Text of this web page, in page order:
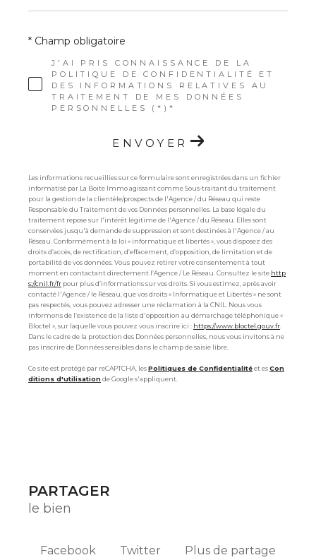
J'AI PRIS CONNAISSANCE DE LA
POLITIQUE DE CONFIDENTIALITÉ ET
DES INFORMATIONS RELATIVES AU
TRAITEMENT DE MES DONNÉES
PERSONNELLES (*)*
* Champ obligatoire
ENVOYER
Les informations recueillies sur ce formulaire sont enregistrées dans un fichier
informatisé par La Boite Immo agissant comme Sous-traitant du traitement
pour la gestion de la clientèle/prospects de l'Agence / du Réseau qui reste
Responsable du Traitement de vos Données personnelles. La base légale du
traitement repose sur l'intérêt légitime de l'Agence / du Réseau. Elles sont
conservées jusqu'à demande de suppression et sont destinées à l'Agence / au
Réseau. Conformément à la loi « informatique et libertés », vous disposez des
droits d’accès, de rectification, d’effacement, d’opposition, de limitation et de
portabilité de vos données. Vous pouvez retirer votre consentement à tout
moment en contactant directement l’Agence / Le Réseau. Consultez le site http
s://cnil.fr/fr pour plus d’informations sur vos droits. Si vous estimez, après avoir
contacté l'Agence / le Réseau, que vos droits « Informatique et Libertés » ne sont
pas respectés, vous pouvez adresser une réclamation à la CNIL. Nous vous
informons de l’existence de la liste d'opposition au démarchage téléphonique «
Bloctel », sur laquelle vous pouvez vous inscrire ici : https://www.bloctel.gouv.fr
Dans le cadre de la protection des Données personnelles, nous vous invitons à ne
pas inscrire de Données sensibles dans le champ de saisie libre.
Ce site est protégé par reCAPTCHA, lesPolitiques de Confidentialitéet esCon
ditions d'utilisationde Google s'appliquent.
PARTAGER
le bien
Facebook Twitter Plus de partage